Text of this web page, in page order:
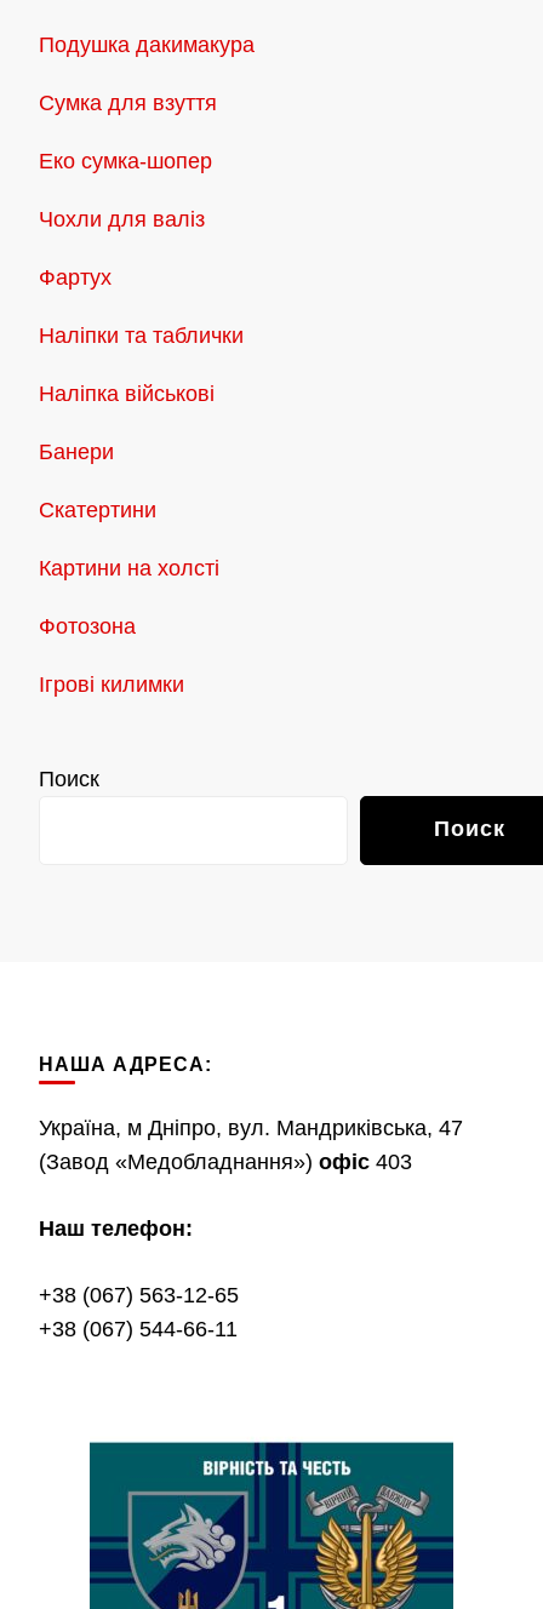
Подушка дакимакура
Сумка для взуття
Еко сумка-шопер
Чохли для валіз
Фартух
Наліпки та таблички
Наліпка військові
Банери
Скатертини
Картини на холсті
Фотозона
Ігрові килимки
Поиск
Поиск
НАША АДРЕСА:
Україна, м Дніпро, вул. Мандриківська, 47
(Завод «Медобладнання») офіс 403
Наш телефон:
+38 (067) 563-12-65
+38 (067) 544-66-11